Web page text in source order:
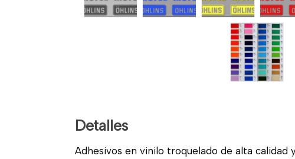
Detalles
Adhesivos en vinilo troquelado de alta calidad